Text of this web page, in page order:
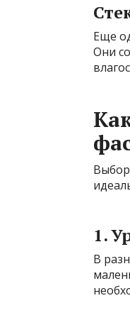
Еще
Они
1.
В